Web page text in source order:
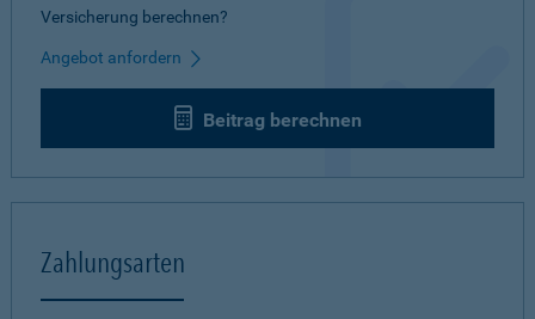
Versicherung berechnen?
Angebot anfordern
Beitrag berechnen
Zahlungsarten